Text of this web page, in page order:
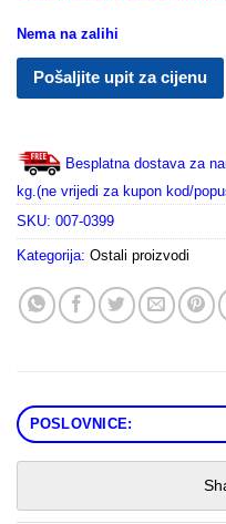
Nema na zalihi
Pošaljite upit za cijenu
Besplatna dostava za
kg.(ne vrijedi za kupon kod/
SKU: 007-0399
Kategorija: Ostali proizvodi
POSLOVNICE: